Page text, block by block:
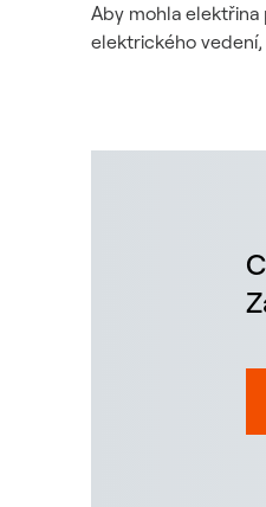
Aby mohla
elektrického